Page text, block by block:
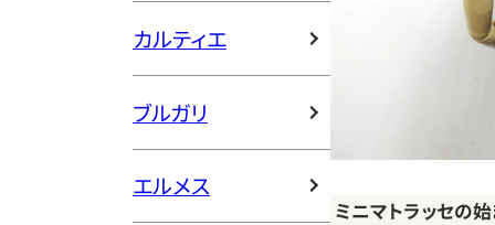
カルティエ
ブルガリ
エルメス
ミニマトラッセの始